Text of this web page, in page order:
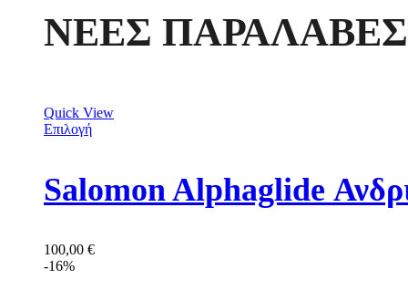
ΝΕΕΣ ΠΑΡΑΛΑΒΕΣ
Quick View
Επιλογή
Salomon Alphaglide
100,00 €
-16%